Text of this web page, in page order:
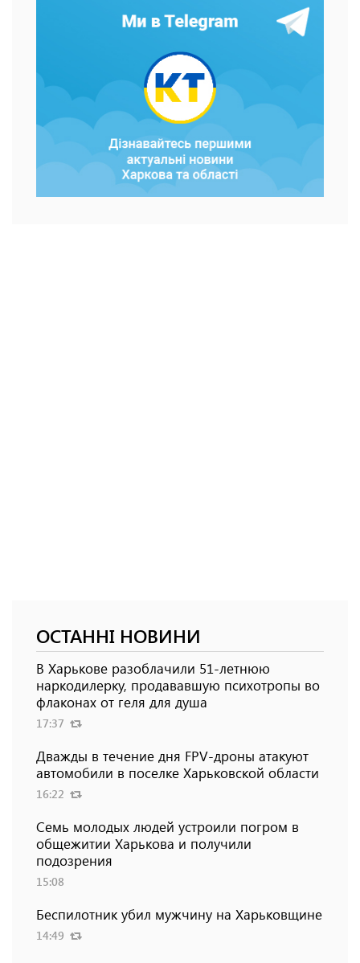
ОСТАННІ НОВИНИ
В Харькове разоблачили 51-летнюю
наркодилерку, продававшую психотропы во
флаконах от геля для душа
17:37
Дважды в течение дня FPV-дроны атакуют
автомобили в поселке Харьковской области
16:22
Семь молодых людей устроили погром в
общежитии Харькова и получили
подозрения
15:08
Беспилотник убил мужчину на Харьковщине
14:49